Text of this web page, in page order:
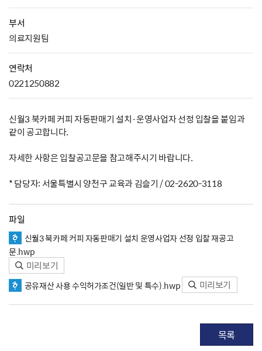
부서
의료지원팀
연락처
0221250882
신월3 북카페 커피 자동판매기 설치·운영사업자 선정 입찰을 붙임과
같이 공고합니다.
자세한 사항은 입찰공고문을 참고해주시기 바랍니다.
* 담당자: 서울특별시 양천구 교육과 김슬기 / 02-2620-3118
파일
신월3 북카페 커피 자동판매기 설치 운영사업자 선정 입찰 재공고
문.hwp
미리보기
공유재산 사용 수익허가조건(일반 및 특수).hwp 미리보기
목록